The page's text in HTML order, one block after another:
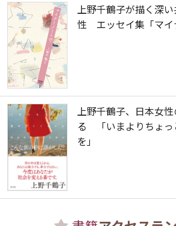
上野千鶴子が描く深
性 エッセイ集「マイ
上野千鶴子、日本女
る 「いまよりちょっ
を」